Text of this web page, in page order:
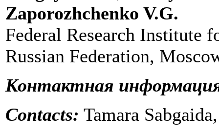
Zaporozhchenko V.G.
Federal Research Institute
Russian Federation,
Контактная
Contacts: Tamara